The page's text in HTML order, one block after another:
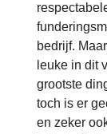
bedrijf.
leuke in dit
grootste
toch is er
en zeker